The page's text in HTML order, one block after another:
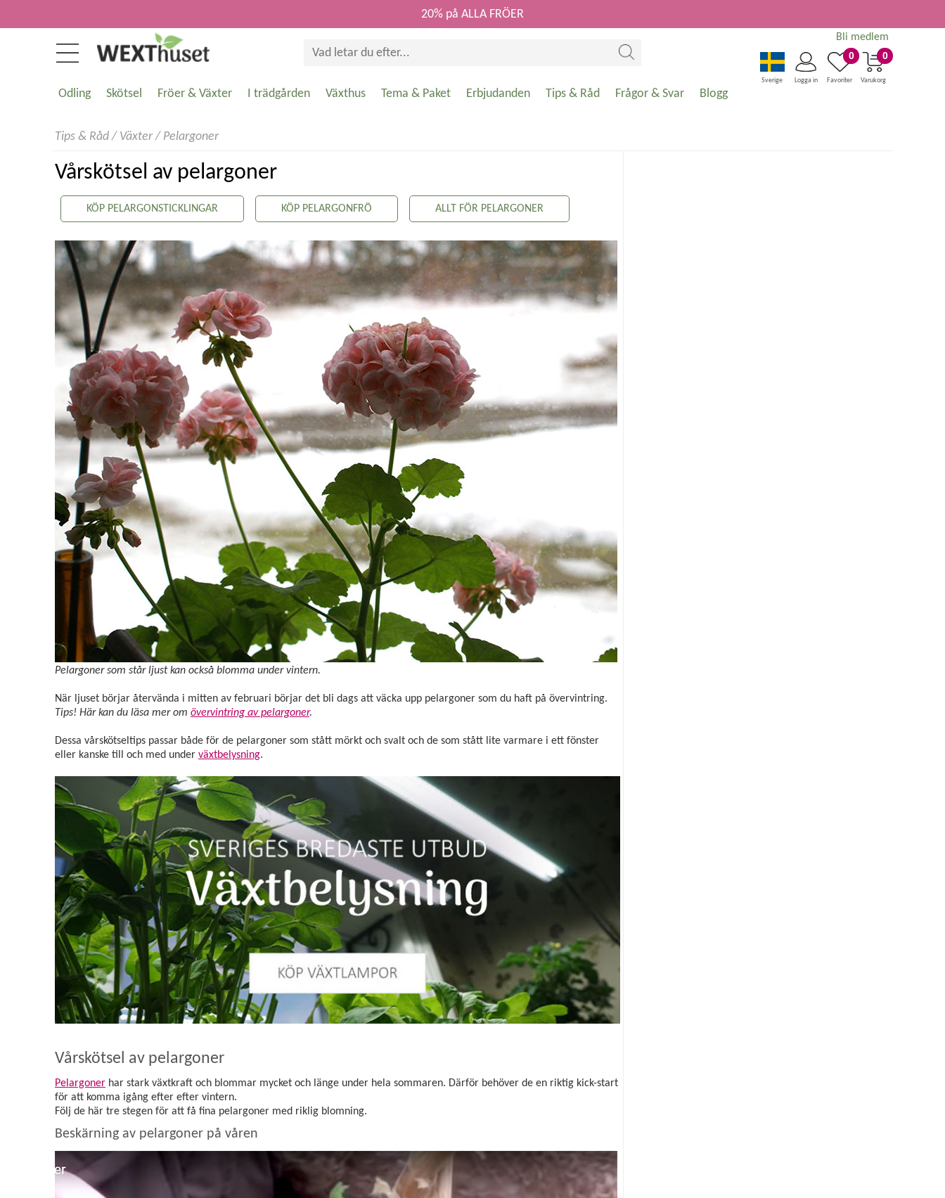
0
Varukorg
0
Favoriter
Logga in
Sverige
Bli medlem
20% på ALLA FRÖER
Odling Skötsel Fröer & Växter I trädgården Växthus Tema & Paket Erbjudanden Tips & Råd Frågor & Svar Blogg
Tips & Råd/ Växter/ Pelargoner
Vårskötsel av pelargoner
KÖP PELARGONSTICKLINGAR KÖP PELARGONFRÖ ALLT FÖR PELARGONER
Pelargoner som står ljust kan också blomma under vintern.
När ljuset börjar återvända i mitten av februari börjar det bli dags att väcka upp pelargoner som du haft på övervintring.
Tips! Här kan du läsa mer om övervintring av pelargoner.
Dessa vårskötseltips passar både för de pelargoner som stått mörkt och svalt och de som stått lite varmare i ett fönster
eller kanske till och med under växtbelysning.
Vårskötsel av pelargoner
Pelargoner har stark växtkraft och blommar mycket och länge under hela sommaren. Därför behöver de en riktig kick-start
för att komma igång efter efter vintern.
Följ de här tre stegen för att få fina pelargoner med riklig blomning.
Beskärning av pelargoner på våren